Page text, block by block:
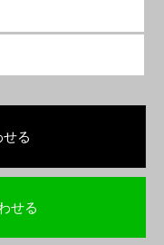
る
せる